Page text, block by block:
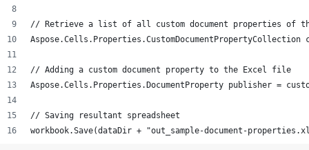
// Retrieve a list of all custom document properties of
Aspose.Cells.Properties.CustomDocumentPropertyCollection
// Adding a custom document property to the Excel file
Aspose.Cells.Properties.DocumentProperty publisher =
// Saving resultant spreadsheet
workbook.Save(dataDir + "out_sample-document-